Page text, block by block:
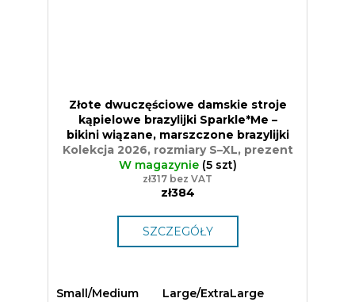
Złote dwuczęściowe damskie stroje
kąpielowe brazylijki Sparkle*Me –
bikini wiązane, marszczone brazylijki
Kolekcja 2026, rozmiary S–XL, prezent
W magazynie (5 szt)
zł317 bez VAT
zł384
SZCZEGÓŁY
Small/Medium Large/ExtraLarge